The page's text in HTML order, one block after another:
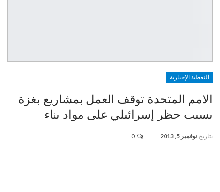
التغطية الإخبارية
الامم المتحدة توقف العمل بمشاريع بغزة
بسبب حظر إسرائيلي على مواد بناء
بتاريخ نوفمبر 5, 2013